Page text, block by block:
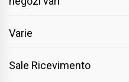
Varie
Sale Ricevimento